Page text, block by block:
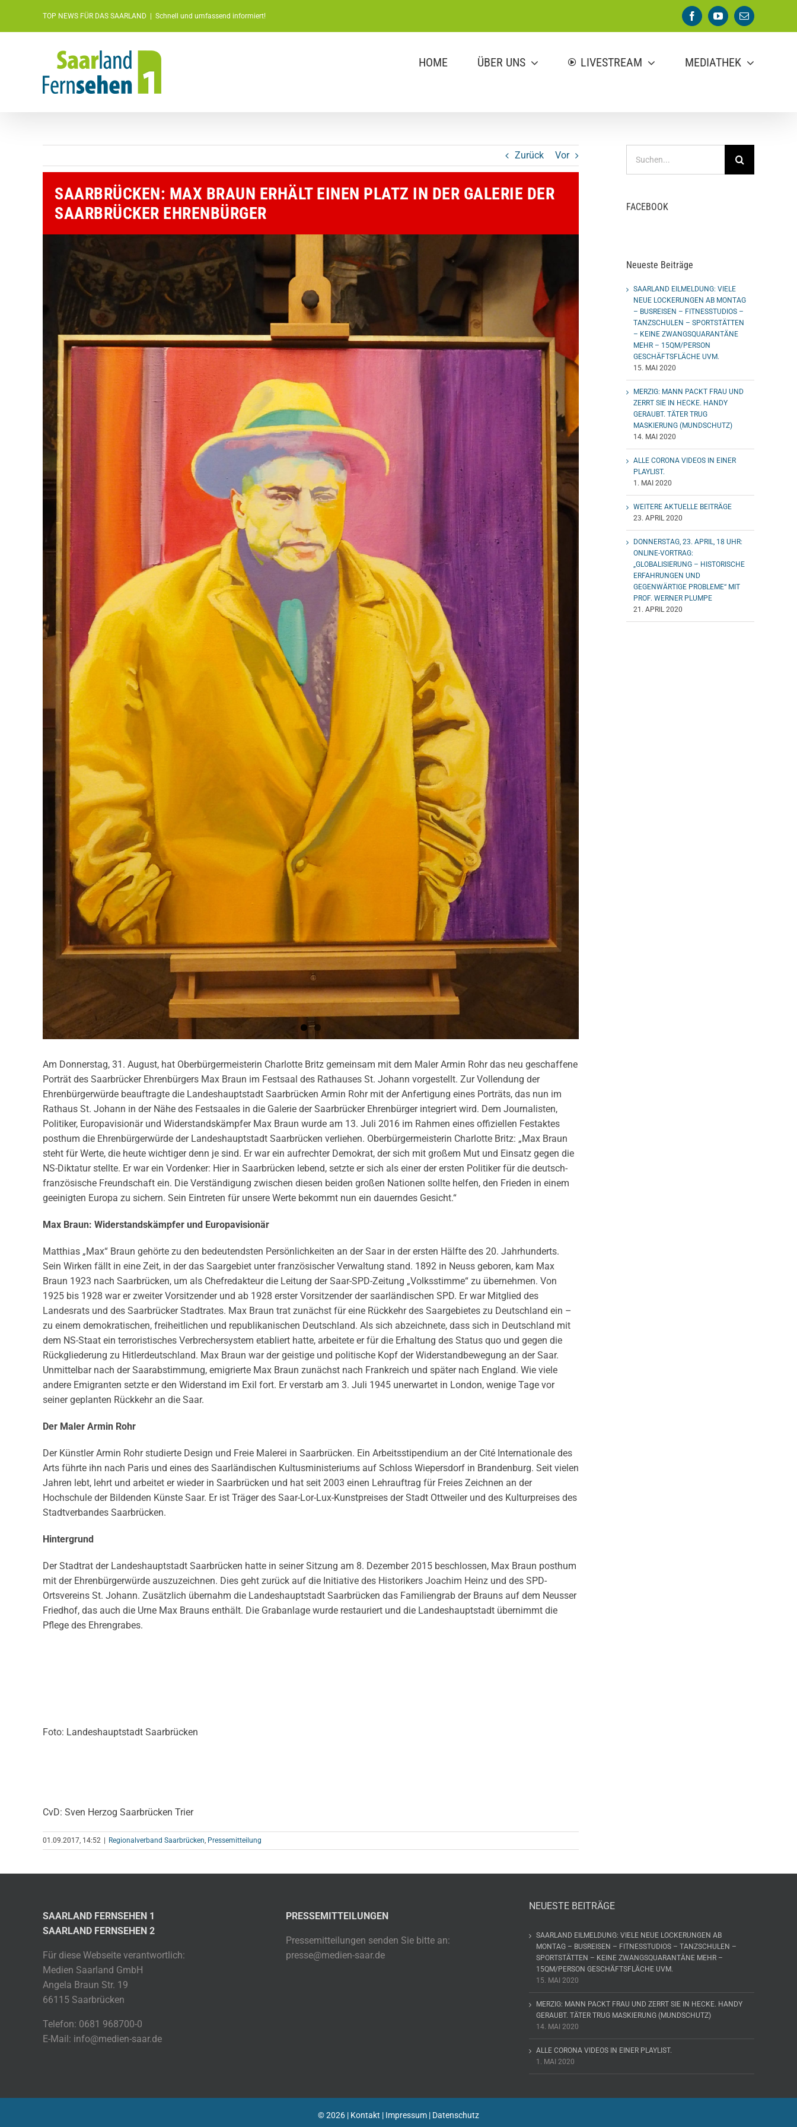
TOP NEWS FÜR DAS SAARLAND Schnell und umfassend informiert! FacebookYouTube
E-
Mail
HOME ÜBER UNS LIVESTREAM MEDIATHEK
Zurück Vor
SAARBRÜCKEN: MAX BRAUN ERHÄLT EINEN PLATZ IN DER GALERIE DER
SAARBRÜCKER EHRENBÜRGER
Am Donnerstag, 31. August, hat Oberbürgermeisterin Charlotte Britz gemeinsam mit dem Maler Armin Rohr das neu geschaffene
Porträt des Saarbrücker Ehrenbürgers Max Braun im Festsaal des Rathauses St. Johann vorgestellt. Zur Vollendung der
Ehrenbürgerwürde beauftragte die Landeshauptstadt Saarbrücken Armin Rohr mit der Anfertigung eines Porträts, das nun im
Rathaus St. Johann in der Nähe des Festsaales in die Galerie der Saarbrücker Ehrenbürger integriert wird. Dem Journalisten,
Politiker, Europavisionär und Widerstandskämpfer Max Braun wurde am 13. Juli 2016 im Rahmen eines offiziellen Festaktes
posthum die Ehrenbürgerwürde der Landeshauptstadt Saarbrücken verliehen. Oberbürgermeisterin Charlotte Britz: „Max Braun
steht für Werte, die heute wichtiger denn je sind. Er war ein aufrechter Demokrat, der sich mit großem Mut und Einsatz gegen die
NS-Diktatur stellte. Er war ein Vordenker: Hier in Saarbrücken lebend, setzte er sich als einer der ersten Politiker für die deutsch-
französische Freundschaft ein. Die Verständigung zwischen diesen beiden großen Nationen sollte helfen, den Frieden in einem
geeinigten Europa zu sichern. Sein Eintreten für unsere Werte bekommt nun ein dauerndes Gesicht.“
Max Braun: Widerstandskämpfer und Europavisionär
Matthias „Max“ Braun gehörte zu den bedeutendsten Persönlichkeiten an der Saar in der ersten Hälfte des 20. Jahrhunderts.
Sein Wirken fällt in eine Zeit, in der das Saargebiet unter französischer Verwaltung stand. 1892 in Neuss geboren, kam Max
Braun 1923 nach Saarbrücken, um als Chefredakteur die Leitung der Saar-SPD-Zeitung „Volksstimme“ zu übernehmen. Von
1925 bis 1928 war er zweiter Vorsitzender und ab 1928 erster Vorsitzender der saarländischen SPD. Er war Mitglied des
Landesrats und des Saarbrücker Stadtrates. Max Braun trat zunächst für eine Rückkehr des Saargebietes zu Deutschland ein –
zu einem demokratischen, freiheitlichen und republikanischen Deutschland. Als sich abzeichnete, dass sich in Deutschland mit
dem NS-Staat ein terroristisches Verbrechersystem etabliert hatte, arbeitete er für die Erhaltung des Status quo und gegen die
Rückgliederung zu Hitlerdeutschland. Max Braun war der geistige und politische Kopf der Widerstandbewegung an der Saar.
Unmittelbar nach der Saarabstimmung, emigrierte Max Braun zunächst nach Frankreich und später nach England. Wie viele
andere Emigranten setzte er den Widerstand im Exil fort. Er verstarb am 3. Juli 1945 unerwartet in London, wenige Tage vor
seiner geplanten Rückkehr an die Saar.
Der Maler Armin Rohr
Der Künstler Armin Rohr studierte Design und Freie Malerei in Saarbrücken. Ein Arbeitsstipendium an der Cité Internationale des
Arts führte ihn nach Paris und eines des Saarländischen Kultusministeriums auf Schloss Wiepersdorf in Brandenburg. Seit vielen
Jahren lebt, lehrt und arbeitet er wieder in Saarbrücken und hat seit 2003 einen Lehrauftrag für Freies Zeichnen an der
Hochschule der Bildenden Künste Saar. Er ist Träger des Saar-Lor-Lux-Kunstpreises der Stadt Ottweiler und des Kulturpreises des
Stadtverbandes Saarbrücken.
Hintergrund
Der Stadtrat der Landeshauptstadt Saarbrücken hatte in seiner Sitzung am 8. Dezember 2015 beschlossen, Max Braun posthum
mit der Ehrenbürgerwürde auszuzeichnen. Dies geht zurück auf die Initiative des Historikers Joachim Heinz und des SPD-
Ortsvereins St. Johann. Zusätzlich übernahm die Landeshauptstadt Saarbrücken das Familiengrab der Brauns auf dem Neusser
Friedhof, das auch die Urne Max Brauns enthält. Die Grabanlage wurde restauriert und die Landeshauptstadt übernimmt die
Pflege des Ehrengrabes.
Foto: Landeshauptstadt Saarbrücken
CvD: Sven Herzog Saarbrücken Trier
01.09.2017, 14:52 Regionalverband Saarbrücken, Pressemitteilung
nach:
FACEBOOK
Neueste Beiträge
SAARLAND EILMELDUNG: VIELE
NEUE LOCKERUNGEN AB MONTAG
– BUSREISEN – FITNESSTUDIOS –
TANZSCHULEN – SPORTSTÄTTEN
– KEINE ZWANGSQUARANTÄNE
MEHR – 15QM/PERSON
GESCHÄFTSFLÄCHE UVM.
15. MAI 2020
MERZIG: MANN PACKT FRAU UND
ZERRT SIE IN HECKE. HANDY
GERAUBT. TÄTER TRUG
MASKIERUNG (MUNDSCHUTZ)
14. MAI 2020
ALLE CORONA VIDEOS IN EINER
PLAYLIST.
1. MAI 2020
WEITERE AKTUELLE BEITRÄGE
23. APRIL 2020
DONNERSTAG, 23. APRIL, 18 UHR:
ONLINE-VORTRAG:
„GLOBALISIERUNG – HISTORISCHE
ERFAHRUNGEN UND
GEGENWÄRTIGE PROBLEME“ MIT
PROF. WERNER PLUMPE
21. APRIL 2020
SAARLAND FERNSEHEN 1
SAARLAND FERNSEHEN 2
Für diese Webseite verantwortlich:
Medien Saarland GmbH
Angela Braun Str. 19
66115 Saarbrücken
Telefon: 0681 968700-0
E-Mail: info@medien-saar.de
PRESSEMITTEILUNGEN
Pressemitteilungen senden Sie bitte an:
presse@medien-saar.de
NEUESTE BEITRÄGE
SAARLAND EILMELDUNG: VIELE NEUE LOCKERUNGEN AB
MONTAG – BUSREISEN – FITNESSTUDIOS – TANZSCHULEN –
SPORTSTÄTTEN – KEINE ZWANGSQUARANTÄNE MEHR –
15QM/PERSON GESCHÄFTSFLÄCHE UVM.
15. MAI 2020
MERZIG: MANN PACKT FRAU UND ZERRT SIE IN HECKE. HANDY
GERAUBT. TÄTER TRUG MASKIERUNG (MUNDSCHUTZ)
14. MAI 2020
ALLE CORONA VIDEOS IN EINER PLAYLIST.
1. MAI 2020
©2026 | Kontakt | Impressum | Datenschutz